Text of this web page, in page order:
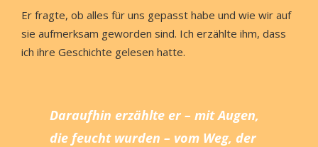
Er fragte, ob alles für uns gepasst habe und wie wir auf
sie aufmerksam geworden sind. Ich erzählte ihm, dass
ich ihre Geschichte gelesen hatte.
Daraufhin erzählte er – mit Augen,
die feucht wurden – vom Weg, der